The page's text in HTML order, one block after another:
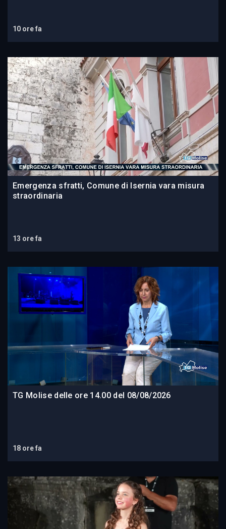
10 ore fa
Emergenza sfratti, Comune di Isernia vara misura
straordinaria
13 ore fa
TG Molise delle ore 14.00 del 08/08/2026
18 ore fa